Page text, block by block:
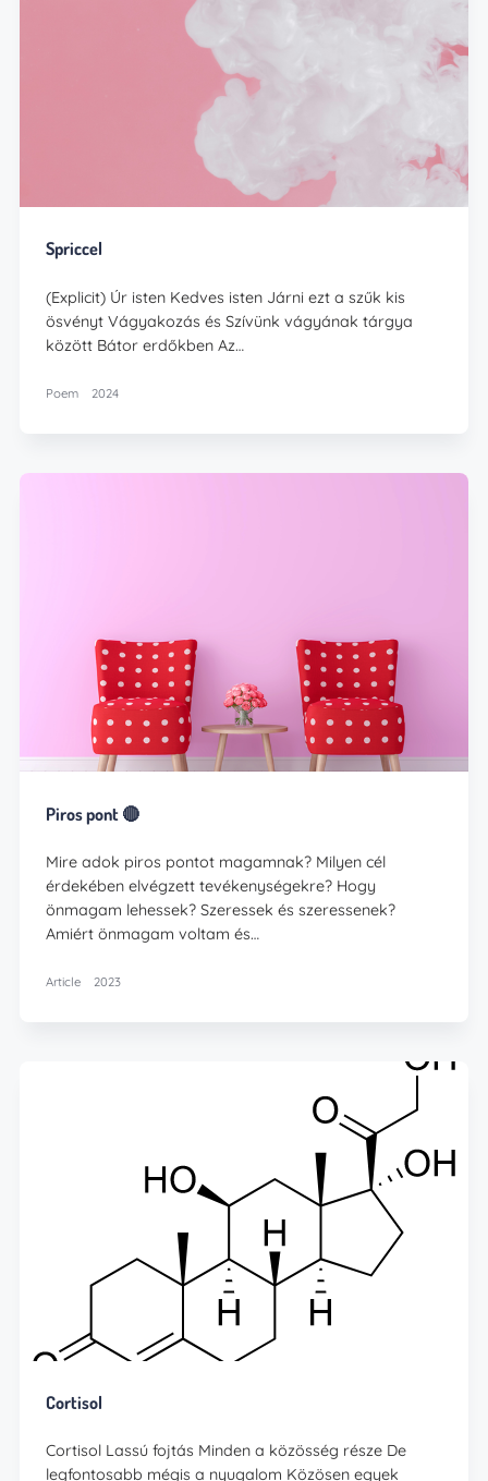
Spriccel
(Explicit) Úr isten Kedves isten Járni ezt a szűk kis
ösvényt Vágyakozás és Szívünk vágyának tárgya
között Bátor erdőkben Az…
Poem 2024
Piros pont 🔴
Mire adok piros pontot magamnak? Milyen cél
érdekében elvégzett tevékenységekre? Hogy
önmagam lehessek? Szeressek és szeressenek?
Amiért önmagam voltam és…
Article 2023
Cortisol
Cortisol Lassú fojtás Minden a közösség része De
legfontosabb mégis a nyugalom Közösen egyek